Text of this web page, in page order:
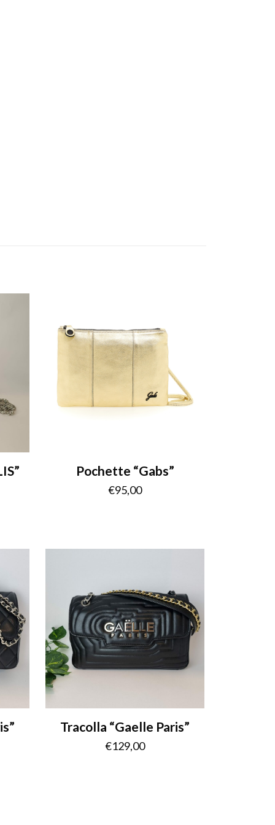
Pochette “Gabs”
€95,00
Tracolla “Gaelle Paris”
€129,00